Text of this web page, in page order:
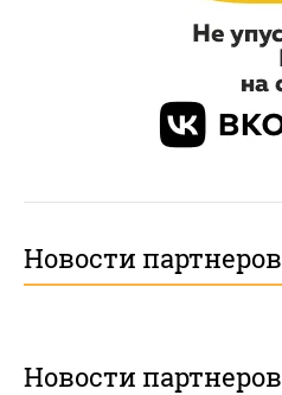
Новости партнеров
Новости партнеров